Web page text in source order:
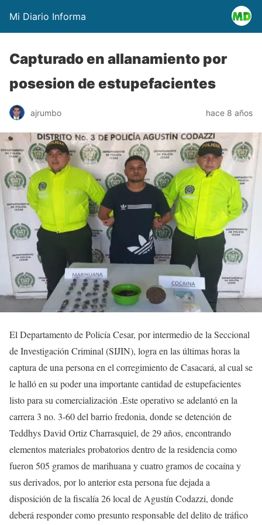
Mi Diario Informa
Capturado en allanamiento por
posesion de estupefacientes
ajrumbo hace 8 años
El Departamento de Policía Cesar, por intermedio de la Seccional
de Investigación Criminal (SIJIN), logra en las últimas horas la
captura de una persona en el corregimiento de Casacará, al cual se
le halló en su poder una importante cantidad de estupefacientes
listo para su comercialización .Este operativo se adelantó en la
carrera 3 no. 3-60 del barrio fredonia, donde se detención de
Teddhys David Ortiz Charrasquiel, de 29 años, encontrando
elementos materiales probatorios dentro de la residencia como
fueron 505 gramos de marihuana y cuatro gramos de cocaína y
sus derivados, por lo anterior esta persona fue dejada a
disposición de la fiscalía 26 local de Agustín Codazzi, donde
deberá responder como presunto responsable del delito de tráfico